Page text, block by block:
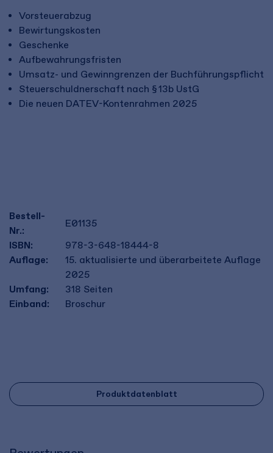
Vorsteuerabzug
Bewirtungskosten
Geschenke
Aufbewahrungsfristen
Umsatz- und Gewinngrenzen der Buchführungspflicht
Steuerschuldnerschaft nach § 13b UstG
Die neuen DATEV-Kontenrahmen 2025
Bestell-
Nr.:
E01135
ISBN:
978-3-648-18444-8
Auflage:
15. aktualisierte und überarbeitete Auflage
2025
Umfang:
318 Seiten
Einband:
Broschur
Produktdatenblatt